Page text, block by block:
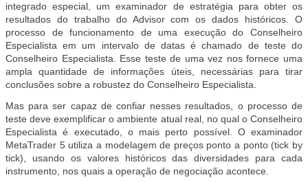
integrado especial, um examinador de estratégia para obter os
resultados do trabalho do Advisor com os dados históricos. O
processo de funcionamento de uma execução do Conselheiro
Especialista em um intervalo de datas é chamado de teste do
Conselheiro Especialista. Esse teste de uma vez nos fornece uma
ampla quantidade de informações úteis, necessárias para tirar
conclusões sobre a robustez do Conselheiro Especialista.
Mas para ser capaz de confiar nesses resultados, o processo de
teste deve exemplificar o ambiente atual real, no qual o Conselheiro
Especialista é executado, o mais perto possível. O examinador
MetaTrader 5 utiliza a modelagem de preços ponto a ponto (tick by
tick), usando os valores históricos das diversidades para cada
instrumento, nos quais a operação de negociação acontece.